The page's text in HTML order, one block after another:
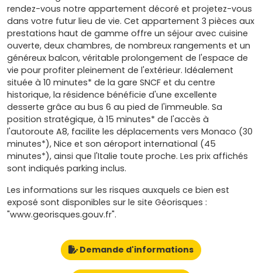
rendez-vous notre appartement décoré et projetez-vous
dans votre futur lieu de vie. Cet appartement 3 pièces aux
prestations haut de gamme offre un séjour avec cuisine
ouverte, deux chambres, de nombreux rangements et un
généreux balcon, véritable prolongement de l'espace de
vie pour profiter pleinement de l'extérieur. Idéalement
située à 10 minutes* de la gare SNCF et du centre
historique, la résidence bénéficie d'une excellente
desserte grâce au bus 6 au pied de l'immeuble. Sa
position stratégique, à 15 minutes* de l'accès à
l'autoroute A8, facilite les déplacements vers Monaco (30
minutes*), Nice et son aéroport international (45
minutes*), ainsi que l'Italie toute proche. Les prix affichés
sont indiqués parking inclus.
Les informations sur les risques auxquels ce bien est
exposé sont disponibles sur le site Géorisques :
"www.georisques.gouv.fr".
Demande d'informations